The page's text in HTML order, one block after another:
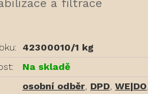
a filtrace
42300010/1 kg
Na skladě
osobní odběr, DPD, WE|DO,